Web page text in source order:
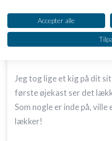
Hey Nicky!
Jeg tog lige et kig på dit
første øjekast ser det
Som nogle er inde på,
lækker!
Se partnerliste (2 IAB-
Vi bruger dine data til følgende formål:
IAB's behandlingsformål:
Bruge begrænsede
annoncering
Oprette profiler til tilpasset
Accepter alle